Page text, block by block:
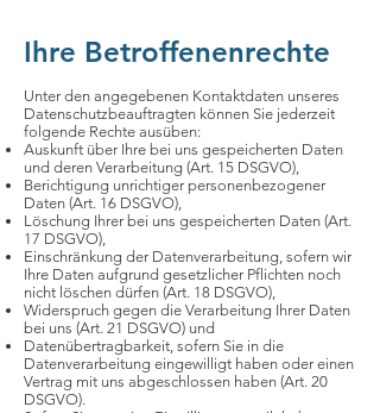
Ihre Betroffenenrechte
Unter den angegebenen Kontaktdaten unseres
Datenschutzbeauftragten können Sie jederzeit
folgende Rechte ausüben:
Auskunft über Ihre bei uns gespeicherten Daten
und deren Verarbeitung (Art. 15 DSGVO),
Berichtigung unrichtiger personenbezogener
Daten (Art. 16 DSGVO),
Löschung Ihrer bei uns gespeicherten Daten (Art.
17 DSGVO),
Einschränkung der Datenverarbeitung, sofern wir
Ihre Daten aufgrund gesetzlicher Pflichten noch
nicht löschen dürfen (Art. 18 DSGVO),
Widerspruch gegen die Verarbeitung Ihrer Daten
bei uns (Art. 21 DSGVO) und
Datenübertragbarkeit, sofern Sie in die
Datenverarbeitung eingewilligt haben oder einen
Vertrag mit uns abgeschlossen haben (Art. 20
DSGVO).